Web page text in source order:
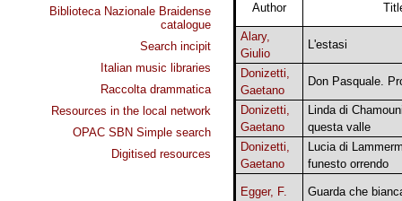
Biblioteca Nazionale Braidense
catalogue
Search incipit
Italian music libraries
Raccolta drammatica
Resources in the local network
OPAC SBN Simple search
Digitised resources
Author
Alary,
Giulio
L'estasi
Donizetti,
Gaetano
Don Pasquale.
Donizetti,
Gaetano
Linda di
questa valle
Donizetti,
Gaetano
Lucia di
funesto orrendo
Egger, F. Guarda che